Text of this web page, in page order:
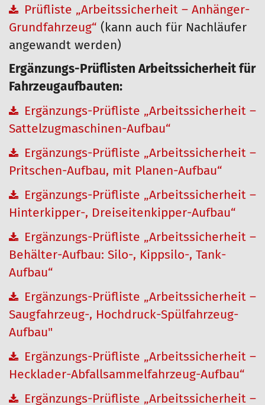
Prüfliste „Arbeitssicherheit – Anhänger-
Grundfahrzeug“ (kann auch für Nachläufer
angewandt werden)
Ergänzungs-Prüflisten Arbeitssicherheit für
Fahrzeugaufbauten:
Ergänzungs-Prüfliste „Arbeitssicherheit –
Sattelzugmaschinen-Aufbau“
Ergänzungs-Prüfliste „Arbeitssicherheit –
Pritschen-Aufbau, mit Planen-Aufbau“
Ergänzungs-Prüfliste „Arbeitssicherheit –
Hinterkipper-, Dreiseitenkipper-Aufbau“
Ergänzungs-Prüfliste „Arbeitssicherheit –
Behälter-Aufbau: Silo-, Kippsilo-, Tank-
Aufbau“
Ergänzungs-Prüfliste „Arbeitssicherheit –
Saugfahrzeug-, Hochdruck-Spülfahrzeug-
Aufbau"
Ergänzungs-Prüfliste „Arbeitssicherheit –
Hecklader-Abfallsammelfahrzeug-Aufbau“
Ergänzungs-Prüfliste „Arbeitssicherheit –